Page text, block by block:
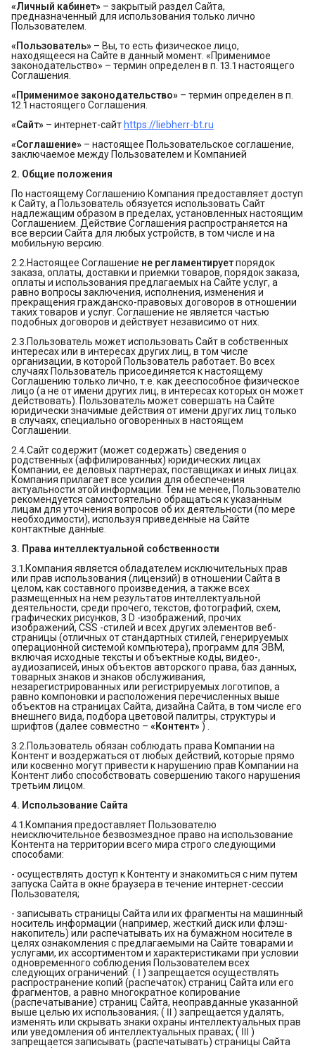
«Личный кабинет» – закрытый раздел Сайта,
предназначенный для использования только лично
Пользователем.
«Пользователь» – Вы, то есть физическое лицо,
находящееся на Сайте в данный момент. «Применимое
законодательство» – термин определен в п. 13.1 настоящего
Соглашения.
«Применимое законодательство» – термин определен в п.
12.1 настоящего Соглашения.
«Сайт» – интернет-сайт https://liebherr-bt.ru
«Соглашение» – настоящее Пользовательское соглашение,
заключаемое между Пользователем и Компанией
2. Общие положения
По настоящему Соглашению Компания предоставляет доступ
к Сайту, а Пользователь обязуется использовать Сайт
надлежащим образом в пределах, установленных настоящим
Соглашением. Действие Соглашения распространяется на
все версии Сайта для любых устройств, в том числе и на
мобильную версию.
2.2.Настоящее Соглашение не регламентируетпорядок
заказа, оплаты, доставки и приемки товаров, порядок заказа,
оплаты и использования предлагаемых на Сайте услуг, а
равно вопросы заключения, исполнения, изменения и
прекращения гражданско-правовых договоров в отношении
таких товаров и услуг. Соглашение не является частью
подобных договоров и действует независимо от них.
2.3.Пользователь может использовать Сайт в собственных
интересах или в интересах других лиц, в том числе
организации, в которой Пользователь работает. Во всех
случаях Пользователь присоединяется к настоящему
Соглашению только лично, т.е. как дееспособное физическое
лицо (а не от имени других лиц, в интересах которых он может
действовать). Пользователь может совершать на Сайте
юридически значимые действия от имени других лиц только
в случаях, специально оговоренных в настоящем
Соглашении.
2.4.Сайт содержит (может содержать) сведения о
родственных (аффилированных) юридических лицах
Компании, ее деловых партнерах, поставщиках и иных лицах.
Компания прилагает все усилия для обеспечения
актуальности этой информации. Тем не менее, Пользователю
рекомендуется самостоятельно обращаться к указанным
лицам для уточнения вопросов об их деятельности (по мере
необходимости), используя приведенные на Сайте
контактные данные.
3. Права интеллектуальной собственности
3.1.Компания является обладателем исключительных прав
или прав использования (лицензий) в отношении Сайта в
целом, как составного произведения, а также всех
размещенных на нем результатов интеллектуальной
деятельности, среди прочего, текстов, фотографий, схем,
графических рисунков, 3 D -изображений, прочих
изображений, CSS -стилей и всех других элементов веб-
страницы (отличных от стандартных стилей, генерируемых
операционной системой компьютера), программ для ЭВМ,
включая исходные тексты и объектные коды, видео-,
аудиозаписей, иных объектов авторского права, баз данных,
товарных знаков и знаков обслуживания,
незарегистрированных или регистрируемых логотипов, а
равно компоновки и расположения перечисленных выше
объектов на страницах Сайта, дизайна Сайта, в том числе его
внешнего вида, подбора цветовой палитры, структуры и
шрифтов (далее совместно – «Контент») .
3.2.Пользователь обязан соблюдать права Компании на
Контент и воздержаться от любых действий, которые прямо
или косвенно могут привести к нарушению прав Компании на
Контент либо способствовать совершению такого нарушения
третьим лицом.
4. Использование Сайта
4.1.Компания предоставляет Пользователю
неисключительное безвозмездное право на использование
Контента на территории всего мира строго следующими
способами:
- осуществлять доступ к Контенту и знакомиться с ним путем
запуска Сайта в окне браузера в течение интернет-сессии
Пользователя;
- записывать страницы Сайта или их фрагменты на машинный
носитель информации (например, жесткий диск или флэш-
накопитель) или распечатывать их на бумажном носителе в
целях ознакомления с предлагаемыми на Сайте товарами и
услугами, их ассортиментом и характеристиками при условии
одновременного соблюдения Пользователем всех
следующих ограничений: ( Ⅰ ) запрещается осуществлять
распространение копий (распечаток) страниц Сайта или его
фрагментов, а равно многократное копирование
(распечатывание) страниц Сайта, неоправданные указанной
выше целью их использования; ( Ⅱ ) запрещается удалять,
изменять или скрывать знаки охраны интеллектуальных прав
или уведомления об интеллектуальных правах; ( Ⅲ )
запрещается записывать (распечатывать) страницы Сайта